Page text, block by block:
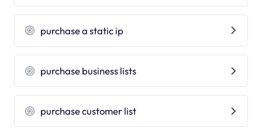
purchase a static ip
purchase business lists
purchase customer list